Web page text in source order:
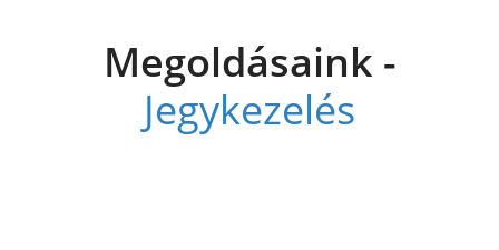
Megoldásaink -
Jegykezelés